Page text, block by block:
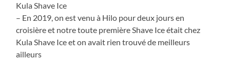
Kula Shave Ice
– En 2019, on est venu à Hilo pour deux jours en
croisière et notre toute première Shave Ice était chez
Kula Shave Ice et on avait rien trouvé de meilleurs
ailleurs